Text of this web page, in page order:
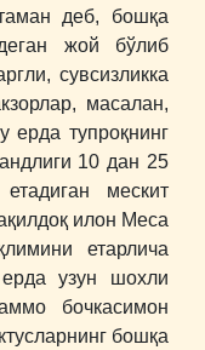
деб, бошқа
жой бўлиб
сувсизликка
масалан,
ерда тупроқнинг
10 дан 25
мескит
илон Меса
етарлича
узун шохли
бочкасимон
бошқа